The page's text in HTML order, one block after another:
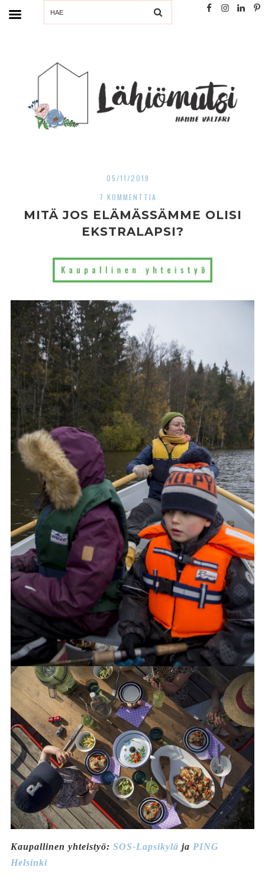
SEARCH
05/11/2019
7 KOMMENTTIA
MITÄ JOS ELÄMÄSSÄMME OLISI
EKSTRALAPSI?
Kaupallinen yhteistyö: SOS-Lapsikylä ja PING
Helsinki